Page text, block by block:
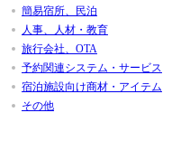
簡易宿所、民泊
人事、人材・教育
旅行会社、OTA
予約関連システム・サービス
宿泊施設向け商材・アイテム
その他